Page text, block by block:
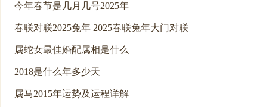
今年春节是几月几号2025年
春联对联2025兔年 2025春联兔年大门对联
属蛇女最佳婚配属相是什么
2018是什么年多少天
属马2015年运势及运程详解